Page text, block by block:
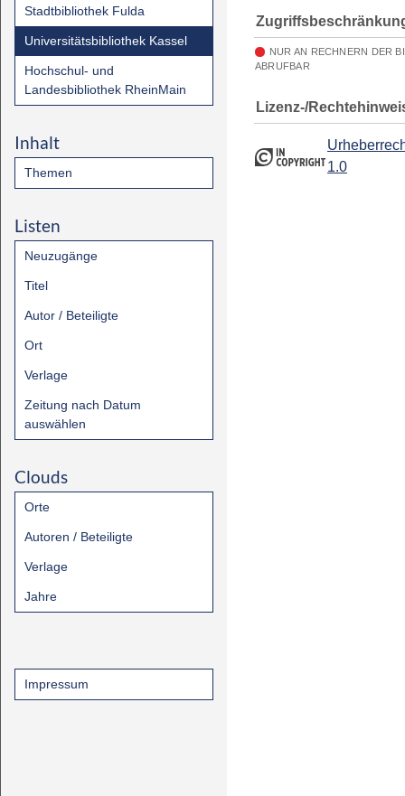
Stadtbibliothek Fulda
Universitätsbibliothek Kassel
Hochschul- und
Landesbibliothek RheinMain
Inhalt
Themen
Listen
Neuzugänge
Titel
Autor / Beteiligte
Ort
Verlage
Zeitung nach Datum
auswählen
Clouds
Orte
Autoren / Beteiligte
Verlage
Jahre
Impressum
NUR AN RECHNERN DER
ABRUFBAR
Lizenz-/
1.0